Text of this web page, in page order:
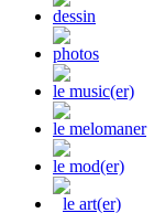
dessin
photos
le music(er)
le melomaner
le mod(er)
le art(er)